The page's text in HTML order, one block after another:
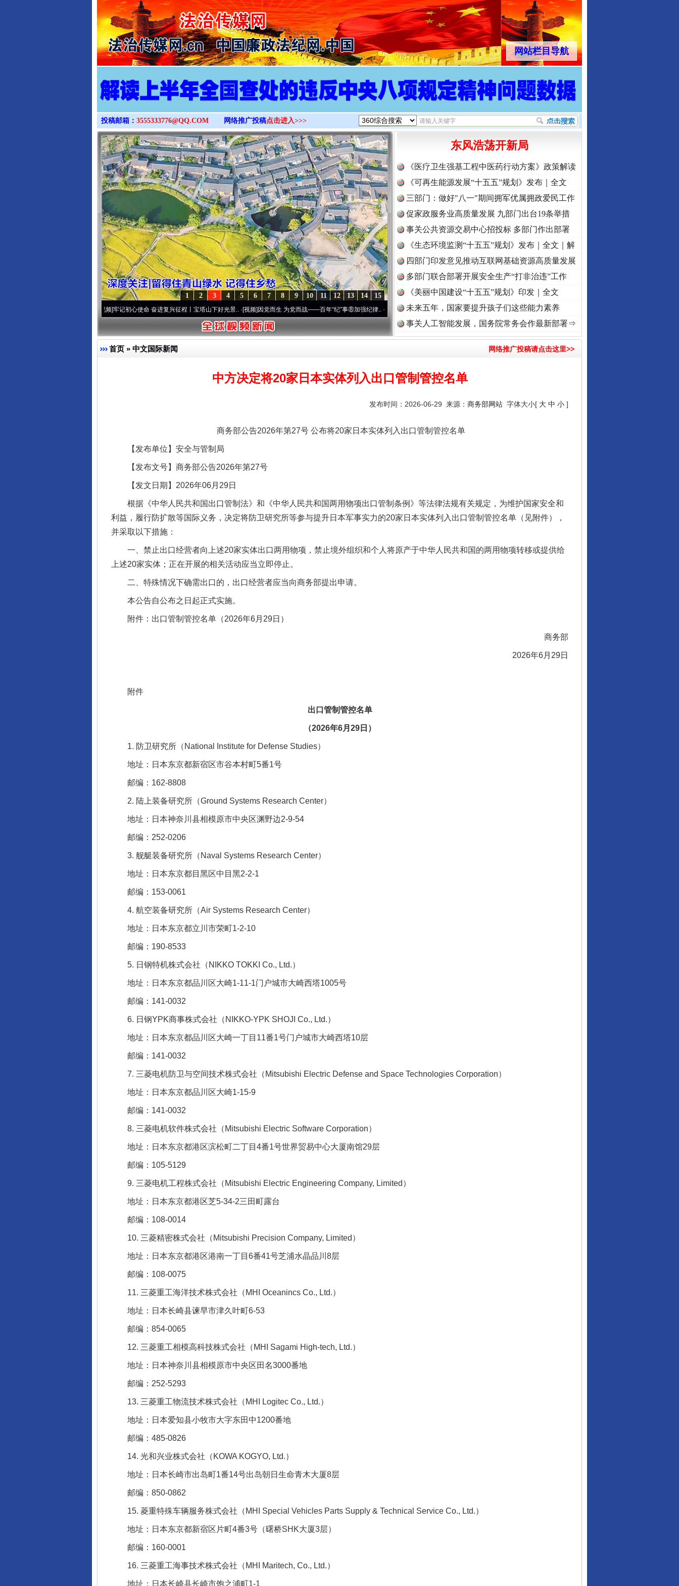
>
网站栏目导航
投稿邮箱： 3555333776@QQ.COM 网络推广投稿点击进入>>>
15
14
13
12
11
10
9
8
7
6
5
4
3
2
1
牢记初心使命 奋进复兴征程丨宝塔山下好光景..·[视频]因党而生 为党而战——百年“纪”事⑧加强纪律..·[视频]牢记初心使命 奋进复兴征程丨“转折之城”激荡..·[视频]牢记初心使命 奋进复兴征程丨红船起航处 潮起..
东风浩荡开新局
《医疗卫生强基工程中医药行动方案》政策解读
《可再生能源发展“十五五”规划》发布｜全文
三部门：做好"八一"期间拥军优属拥政爱民工作
促家政服务业高质量发展 九部门出台19条举措
事关公共资源交易中心招投标 多部门作出部署
《生态环境监测“十五五”规划》发布｜全文｜解
读
四部门印发意见推动互联网基础资源高质量发展
多部门联合部署开展安全生产“打非治违”工作
《美丽中国建设“十五五”规划》印发｜全文
未来五年，国家要提升孩子们这些能力素养
事关人工智能发展，国务院常务会作最新部署⇒
首页 » 中文国际新闻 网络推广投稿请点击这里>>
中方决定将20家日本实体列入出口管制管控名单
发布时间：2026-06-29 来源： 商务部网站 字体大小[ 大 中 小 ]
商务部公告2026年第27号 公布将20家日本实体列入出口管制管控名单
【发布单位】安全与管制局
【发布文号】商务部公告2026年第27号
【发文日期】2026年06月29日
根据《中华人民共和国出口管制法》和《中华人民共和国两用物项出口管制条例》等法律法规有关规定，为维护国家安全和
利益，履行防扩散等国际义务，决定将防卫研究所等参与提升日本军事实力的20家日本实体列入出口管制管控名单（见附件），
并采取以下措施：
一、禁止出口经营者向上述20家实体出口两用物项，禁止境外组织和个人将原产于中华人民共和国的两用物项转移或提供给
上述20家实体；正在开展的相关活动应当立即停止。
二、特殊情况下确需出口的，出口经营者应当向商务部提出申请。
本公告自公布之日起正式实施。
附件：出口管制管控名单（2026年6月29日）
商务部
2026年6月29日
附件
出口管制管控名单
（2026年6月29日）
1. 防卫研究所（National Institute for Defense Studies）
地址：日本东京都新宿区市谷本村町5番1号
邮编：162-8808
2. 陆上装备研究所（Ground Systems Research Center）
地址：日本神奈川县相模原市中央区渊野边2-9-54
邮编：252-0206
3. 舰艇装备研究所（Naval Systems Research Center）
地址：日本东京都目黑区中目黑2-2-1
邮编：153-0061
4. 航空装备研究所（Air Systems Research Center）
地址：日本东京都立川市荣町1-2-10
邮编：190-8533
5. 日钢特机株式会社（NIKKO TOKKI Co., Ltd.）
地址：日本东京都品川区大崎1-11-1门户城市大崎西塔1005号
邮编：141-0032
6. 日钢YPK商事株式会社（NIKKO-YPK SHOJI Co., Ltd.）
地址：日本东京都品川区大崎一丁目11番1号门户城市大崎西塔10层
邮编：141-0032
7. 三菱电机防卫与空间技术株式会社（Mitsubishi Electric Defense and Space Technologies Corporation）
地址：日本东京都品川区大崎1-15-9
邮编：141-0032
8. 三菱电机软件株式会社（Mitsubishi Electric Software Corporation）
地址：日本东京都港区滨松町二丁目4番1号世界贸易中心大厦南馆29层
邮编：105-5129
9. 三菱电机工程株式会社（Mitsubishi Electric Engineering Company, Limited）
地址：日本东京都港区芝5-34-2三田町露台
邮编：108-0014
10. 三菱精密株式会社（Mitsubishi Precision Company, Limited）
地址：日本东京都港区港南一丁目6番41号芝浦水晶品川8层
邮编：108-0075
11. 三菱重工海洋技术株式会社（MHI Oceanincs Co., Ltd.）
地址：日本长崎县谏早市津久叶町6-53
邮编：854-0065
12. 三菱重工相模高科技株式会社（MHI Sagami High-tech, Ltd.）
地址：日本神奈川县相模原市中央区田名3000番地
邮编：252-5293
13. 三菱重工物流技术株式会社（MHI Logitec Co., Ltd.）
地址：日本爱知县小牧市大字东田中1200番地
邮编：485-0826
14. 光和兴业株式会社（KOWA KOGYO, Ltd.）
地址：日本长崎市出岛町1番14号出岛朝日生命青木大厦8层
邮编：850-0862
15. 菱重特殊车辆服务株式会社（MHI Special Vehicles Parts Supply & Technical Service Co., Ltd.）
地址：日本东京都新宿区片町4番3号（曙桥SHK大厦3层）
邮编：160-0001
16. 三菱重工海事技术株式会社（MHI Maritech, Co., Ltd.）
地址：日本长崎县长崎市饱之浦町1-1
网上购药对药下症？